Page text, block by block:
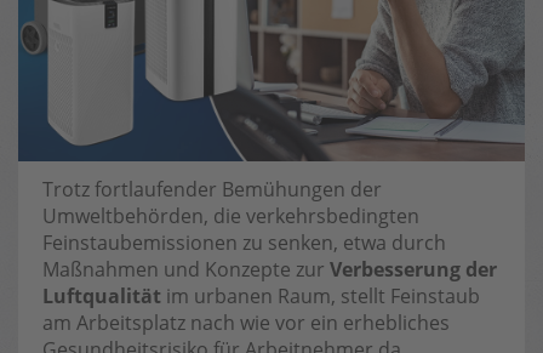
Trotz fortlaufender Bemühungen der
Umweltbehörden, die verkehrsbedingten
Feinstaubemissionen zu senken, etwa durch
Maßnahmen und Konzepte zur Verbesserung der
Luftqualität im urbanen Raum, stellt Feinstaub
am Arbeitsplatz nach wie vor ein erhebliches